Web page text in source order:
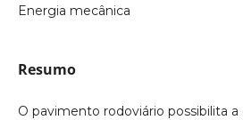
Energia mecânica
Resumo
O pavimento rodoviário possibilita